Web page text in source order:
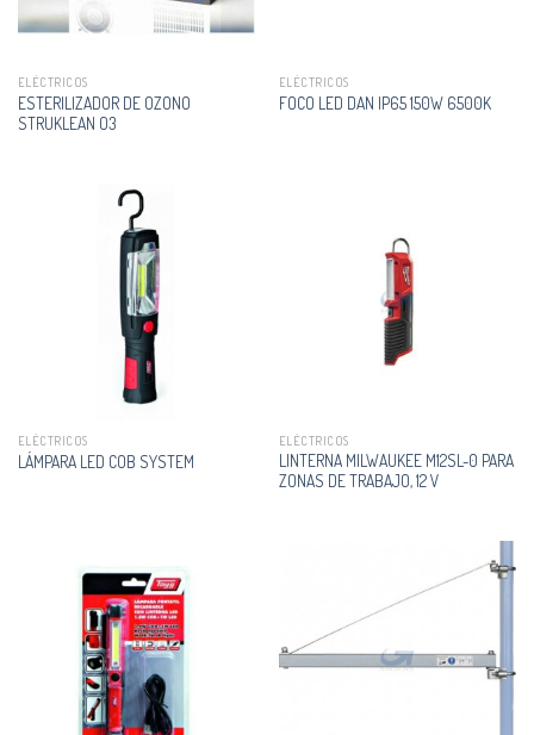
ELÉCTRICOS
ESTERILIZADOR DE OZONO
STRUKLEAN O3
ELÉCTRICOS
FOCO LED DAN IP65 150W 6500K
ELÉCTRICOS
LÁMPARA LED COB SYSTEM
ELÉCTRICOS
LINTERNA MILWAUKEE M12SL-0 PARA
ZONAS DE TRABAJO, 12 V